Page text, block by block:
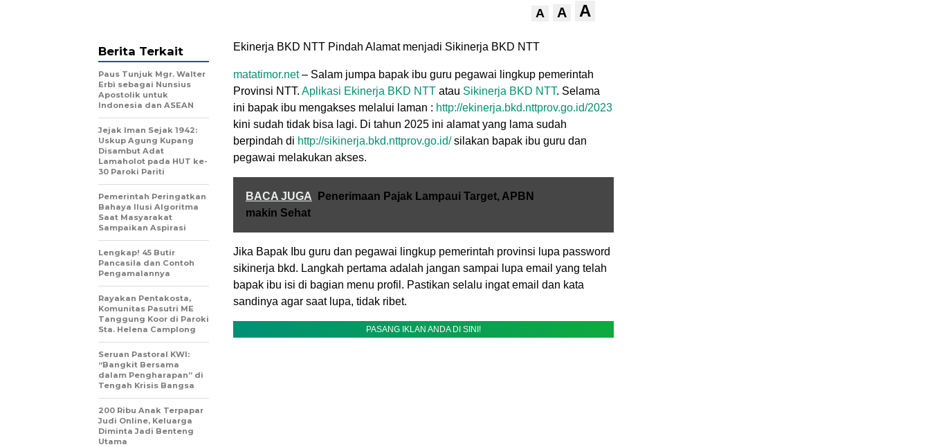
A A A
Ekinerja BKD NTT Pindah Alamat menjadi Sikinerja BKD NTT
matatimor.net– Salam jumpa bapak ibu guru pegawai lingkup pemerintah
Provinsi NTT. Aplikasi Ekinerja BKD NTT atau Sikinerja BKD NTT. Selama
ini bapak ibu mengakses melalui laman : http://ekinerja.bkd.nttprov.go.id/2023
kini sudah tidak bisa lagi. Di tahun 2025 ini alamat yang lama sudah
berpindah di http://sikinerja.bkd.nttprov.go.id/silakan bapak ibu guru dan
pegawai melakukan akses.
BACA JUGA
Penerimaan Pajak Lampaui Target, APBN
makin Sehat
Jika Bapak Ibu guru dan pegawai lingkup pemerintah provinsi lupa password
sikinerja bkd. Langkah pertama adalah jangan sampai lupa email yang telah
bapak ibu isi di bagian menu profil. Pastikan selalu ingat email dan kata
sandinya agar saat lupa, tidak ribet.
PASANG IKLAN ANDA DI SINI!
Berita Terkait
Paus Tunjuk Mgr. Walter
Erbì sebagai Nunsius
Apostolik untuk
Indonesia dan ASEAN
Jejak Iman Sejak 1942:
Uskup Agung Kupang
Disambut Adat
Lamaholot pada HUT ke-
30 Paroki Pariti
Pemerintah Peringatkan
Bahaya Ilusi Algoritma
Saat Masyarakat
Sampaikan Aspirasi
Lengkap! 45 Butir
Pancasila dan Contoh
Pengamalannya
Rayakan Pentakosta,
Komunitas Pasutri ME
Tanggung Koor di Paroki
Sta. Helena Camplong
Seruan Pastoral KWI:
“Bangkit Bersama
dalam Pengharapan” di
Tengah Krisis Bangsa
200 Ribu Anak Terpapar
Judi Online, Keluarga
Diminta Jadi Benteng
Utama